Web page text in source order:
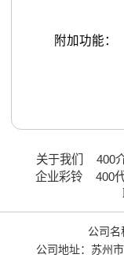
附加功能：
关于我们 400
企业彩铃
400
公司名
公司地址：苏州